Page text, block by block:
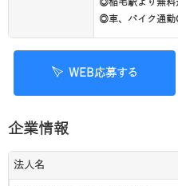
◎稲毛駅より無料
◎車、バイク通勤
WEB応募する
企業情報
法人名